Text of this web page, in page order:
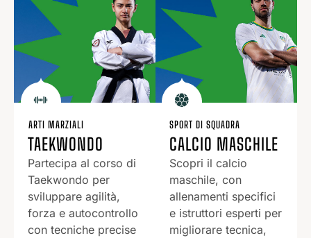
ARTI MARZIALI
TAEKWONDO
Partecipa al corso di
Taekwondo per
sviluppare agilità,
forza e autocontrollo
con tecniche precise
SPORT DI SQUADRA
CALCIO MASCHILE
Scopri il calcio
maschile, con
allenamenti specifici
e istruttori esperti per
migliorare tecnica,